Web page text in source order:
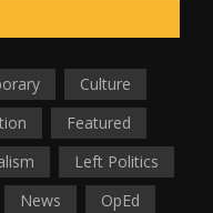
Culture
Featured
Left Politics
News
OpEd